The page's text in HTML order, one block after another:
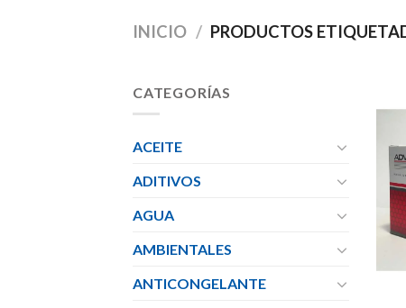
INICIO / PRODUCTOS
CATEGORÍAS
ACEITE
ADITIVOS
AGUA
AMBIENTALES
ANTICONGELANTE